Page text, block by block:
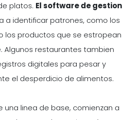
platos. El software de gestion
a identificar patrones, como los
los productos que se estropean
Algunos restaurantes tambien
digitales para pesar y
el desperdicio de alimentos.
una linea de base, comienzan a